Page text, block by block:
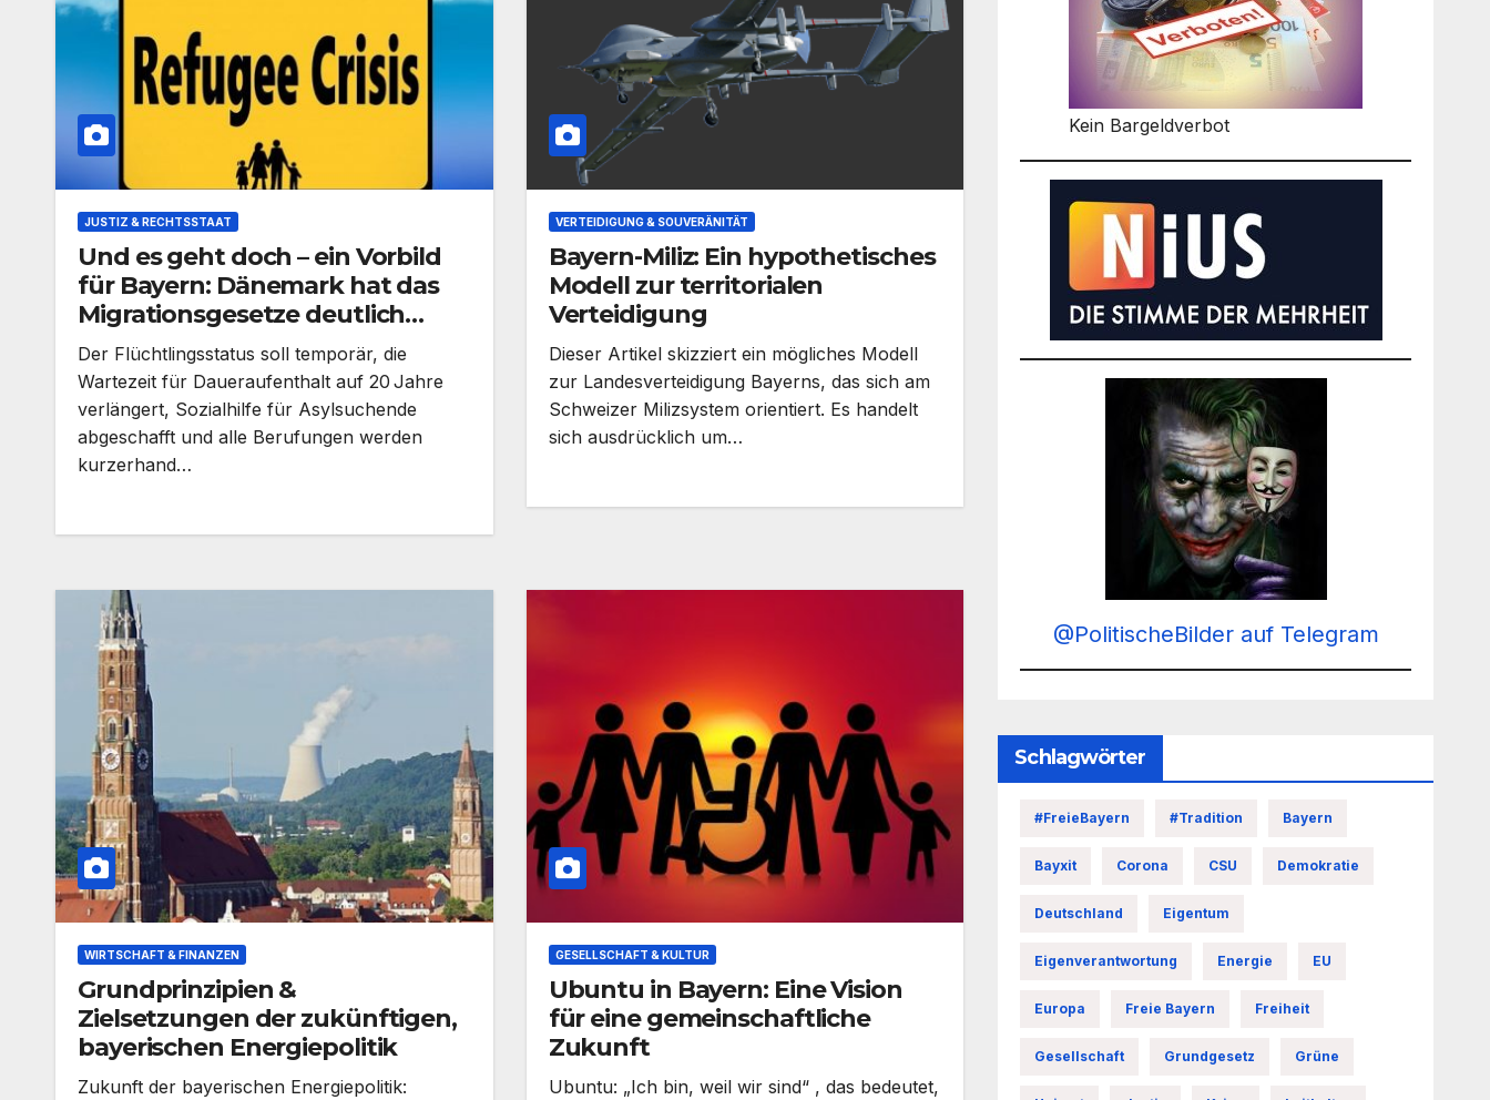
JUSTIZ & RECHTSSTAAT
Und es geht doch – ein Vorbild
für Bayern: Dänemark hat das
Migrationsgesetze deutlich
verschärft und England folgt.
Der Flüchtlingsstatus soll temporär, die
Wartezeit für Daueraufenthalt auf 20 Jahre
verlängert, Sozialhilfe für Asylsuchende
abgeschafft und alle Berufungen werden
kurzerhand…
VERTEIDIGUNG & SOUVERÄNITÄT
Bayern-Miliz: Ein hypothetisches
Modell zur territorialen
Verteidigung
Dieser Artikel skizziert ein mögliches Modell
zur Landesverteidigung Bayerns, das sich am
Schweizer Milizsystem orientiert. Es handelt
sich ausdrücklich um…
WIRTSCHAFT & FINANZEN
Grundprinzipien &
Zielsetzungen der zukünftigen,
bayerischen Energiepolitik
Zukunft der bayerischen Energiepolitik:
GESELLSCHAFT & KULTUR
Ubuntu in Bayern: Eine Vision
für eine gemeinschaftliche
Zukunft
Ubuntu: „Ich bin, weil wir sind“ , das bedeutet,
Kein Bargeldverbot
@PolitischeBilder auf Telegram
Schlagwörter
#FreieBayern #Tradition Bayern
Bayxit Corona CSU Demokratie
Deutschland Eigentum
Eigenverantwortung Energie EU
Europa Freie Bayern Freiheit
Gesellschaft Grundgesetz Grüne